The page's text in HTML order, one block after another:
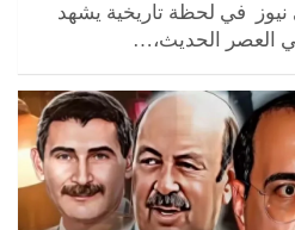
نيوز في لحظة تاريخية يشهد
العصر الحديث،…